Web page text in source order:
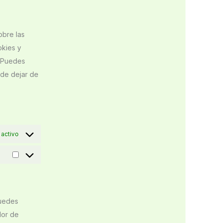
las
y
dejar de
de